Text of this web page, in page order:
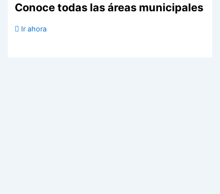
Conoce todas las áreas municipales
Ir ahora